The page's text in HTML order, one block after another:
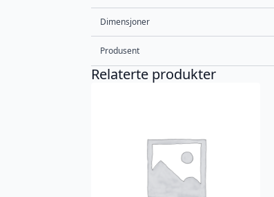
Dimensjoner
Produsent
Relaterte produkter